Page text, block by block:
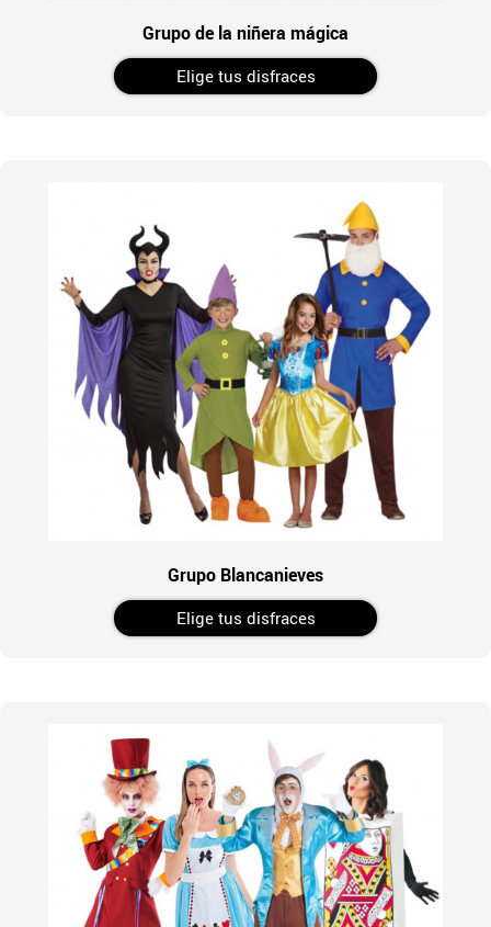
Grupo de la niñera mágica
Elige tus disfraces
Grupo Blancanieves
Elige tus disfraces